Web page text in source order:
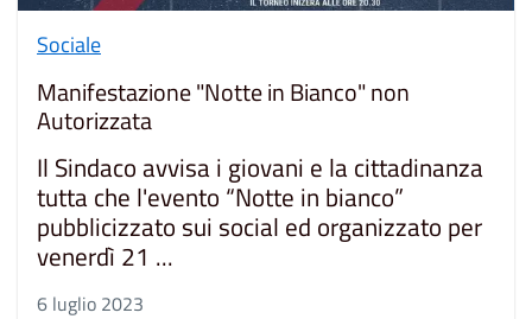
Sociale
Manifestazione "Notte in Bianco" non
Autorizzata
Il Sindaco avvisa i giovani e la cittadinanza
tutta che l'evento “Notte in bianco”
pubblicizzato sui social ed organizzato per
venerdì 21 ...
6 luglio 2023